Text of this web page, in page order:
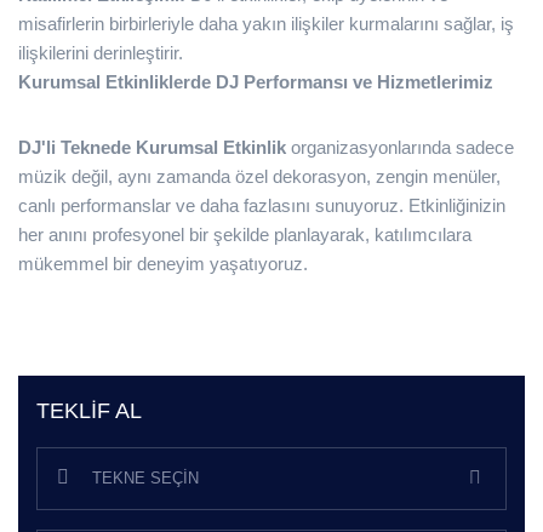
misafirlerin birbirleriyle daha yakın ilişkiler kurmalarını sağlar, iş
ilişkilerini derinleştirir.
Kurumsal Etkinliklerde DJ Performansı ve Hizmetlerimiz
DJ'li Teknede Kurumsal Etkinlik organizasyonlarında sadece
müzik değil, aynı zamanda özel dekorasyon, zengin menüler,
canlı performanslar ve daha fazlasını sunuyoruz. Etkinliğinizin
her anını profesyonel bir şekilde planlayarak, katılımcılara
mükemmel bir deneyim yaşatıyoruz.
TEKLIF AL
TEKNE SEÇIN